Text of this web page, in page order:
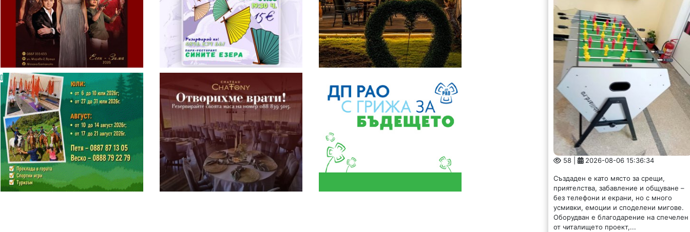
58 | 2026-08-06 15:36:34
Създаден е като място за срещи,
приятелства, забавление и общуване –
без телефони и екрани, но с много
усмивки, емоции и споделени мигове.
Оборудван е благодарение на спечелен
от читалището проект,...